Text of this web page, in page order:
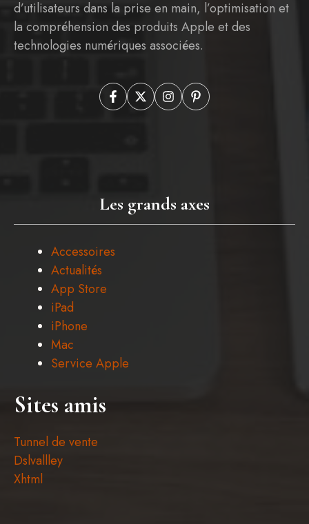
d’utilisateurs dans la prise en main, l’optimisation et
la compréhension des produits Apple et des
technologies numériques associées.
Les grands axes
Accessoires
Actualités
App Store
iPad
iPhone
Mac
Service Apple
Sites amis
Tunnel de vente
Dslvallley
Xhtml